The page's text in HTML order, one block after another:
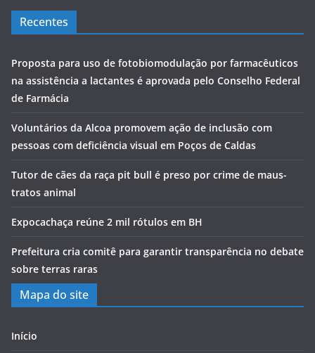
Recentes
Proposta para uso de fotobiomodulação por farmacêuticos
na assistência a lactantes é aprovada pelo Conselho Federal
de Farmácia
Voluntários da Alcoa promovem ação de inclusão com
pessoas com deficiência visual em Poços de Caldas
Tutor de cães da raça pit bull é preso por crime de maus-
tratos animal
Expocachaça reúne 2 mil rótulos em BH
Prefeitura cria comitê para garantir transparência no debate
sobre terras raras
Mapa do site
Início